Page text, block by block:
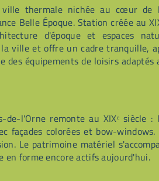
thermale nichée au cœur de
Belle Époque. Station créée au
d'époque et espaces
ville et offre un cadre tranquille,
des équipements de loisirs
l'Orne remonte au XIXᵉ siècle
façades colorées et bow-
Le patrimoine matériel
en forme encore actifs aujourd'hui.